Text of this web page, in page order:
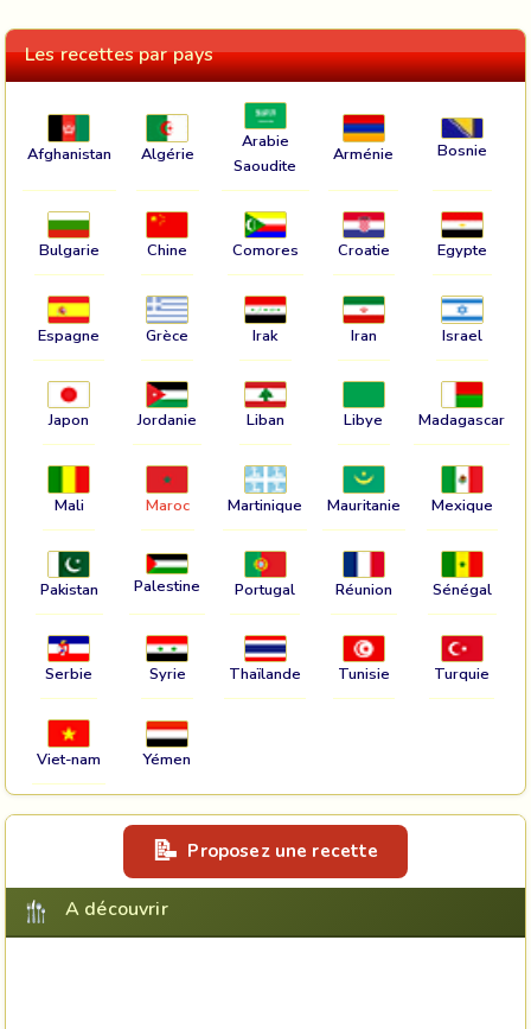
Les recettes par pays
Afghanistan Algérie
Arabie
Saoudite
Arménie Bosnie
Bulgarie Chine Comores Croatie Egypte
Espagne Grèce Irak Iran Israel
Japon Jordanie Liban Libye Madagascar
Mali Maroc Martinique Mauritanie Mexique
Pakistan Palestine Portugal Réunion Sénégal
Serbie Syrie Thaïlande Tunisie Turquie
Viet-nam Yémen
Proposez une recette
A découvrir